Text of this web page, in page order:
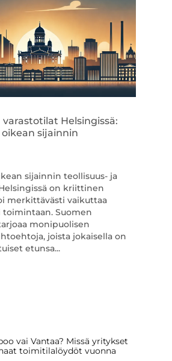
varastotilat Helsingissä:
sijainnin
sijainnin teollisuus- ja
on kriittinen
merkittävästi vaikuttaa
Suomen
monipuolisen
joista jokaisella on
etunsa...
vai Vantaa? Missä yritykset
toimitilalöydöt vuonna